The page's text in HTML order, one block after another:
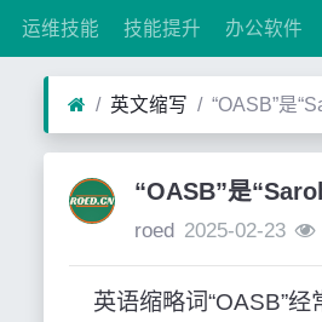
运维技能 技能提升 办公软件
英文缩写 “OASB”是
“OASB”是
roed 2025-02-23
英语缩略词“OASB”经